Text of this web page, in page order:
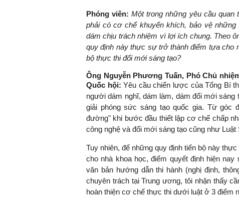
Phóng viên: Một trong những yêu cầu
phải có cơ chế khuyến khích, bảo vệ
dám chịu trách nhiệm vì lợi ích chung. Theo
quy định này thực sự trở thành điểm tựa cho
bộ thực thi đổi mới sáng tạo?
Ông Nguyễn Phương Tuấn, Phó Chủ
Quốc hội: Yêu cầu chiến lược của Tổng Bí
người dám nghĩ, dám làm, dám đổi mới sáng
giải phóng sức sáng tạo quốc gia. Từ góc
đường" khi bước đầu thiết lập cơ chế chấp
công nghệ và đổi mới sáng tạo cũng như
Tuy nhiên, để những quy định tiến bộ này
cho nhà khoa học, điểm quyết định hiện
văn bản hướng dẫn thi hành (nghị định,
chuyên trách tại Trung ương, tôi nhận thấy
hoàn thiện cơ chế thực thi dưới luật ở 3 điểm